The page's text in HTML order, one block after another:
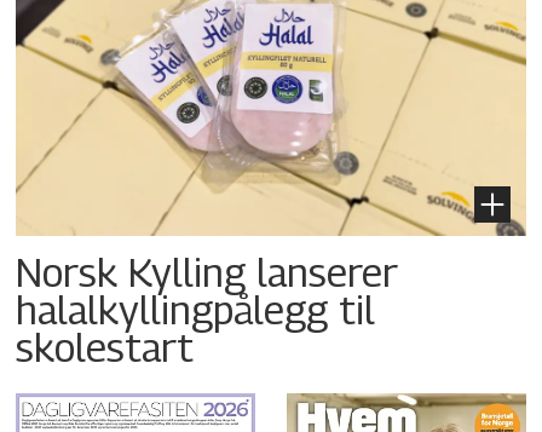
Norsk Kylling lanserer
halalkyllingpålegg til
skolestart